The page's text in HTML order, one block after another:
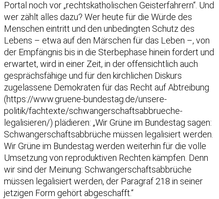
Portal noch vor „rechtskatholischen Geisterfahrern“. Und
wer zählt alles dazu? Wer heute für die Würde des
Menschen eintritt und den unbedingten Schutz des
Lebens – etwa auf den Märschen für das Leben –, von
der Empfängnis bis in die Sterbephase hinein fordert und
erwartet, wird in einer Zeit, in der offensichtlich auch
gesprächsfähige und für den kirchlichen Diskurs
zugelassene Demokraten für das Recht auf Abtreibung
(https://www.gruene-bundestag.de/unsere-
politik/fachtexte/schwangerschaftsabbrueche-
legalisieren/) plädieren: „Wir Grüne im Bundestag sagen:
Schwangerschaftsabbrüche müssen legalisiert werden.
Wir Grüne im Bundestag werden weiterhin für die volle
Umsetzung von reproduktiven Rechten kämpfen. Denn
wir sind der Meinung: Schwangerschaftsabbrüche
müssen legalisiert werden, der Paragraf 218 in seiner
jetzigen Form gehört abgeschafft.“